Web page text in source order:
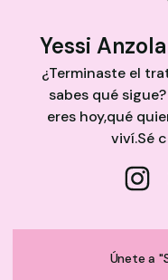
Yessi
¿Terminaste el
sabes qué
eres hoy,qué
viví.Sé
Únete a